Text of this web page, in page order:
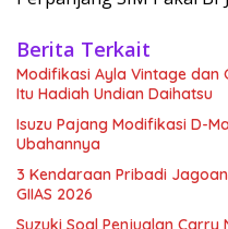
Berita Terkait
Modifikasi Ayla Vintage dan
Itu Hadiah Undian Daihatsu
Isuzu Pajang Modifikasi D-
Ubahannya
3 Kendaraan Pribadi
GIIAS 2026
Suzuki Soal Penjualan Carry